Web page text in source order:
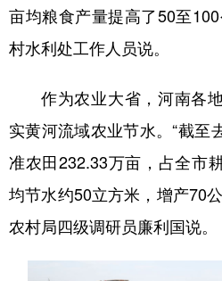
亩均粮食产量提高了50至
村水利处工作人员说。
作为农业大省，河南各
实黄河流域农业节水。“截至
准农田232.33万亩，占全市
均节水约50立方米，增产70
农村局四级调研员廉利国说。